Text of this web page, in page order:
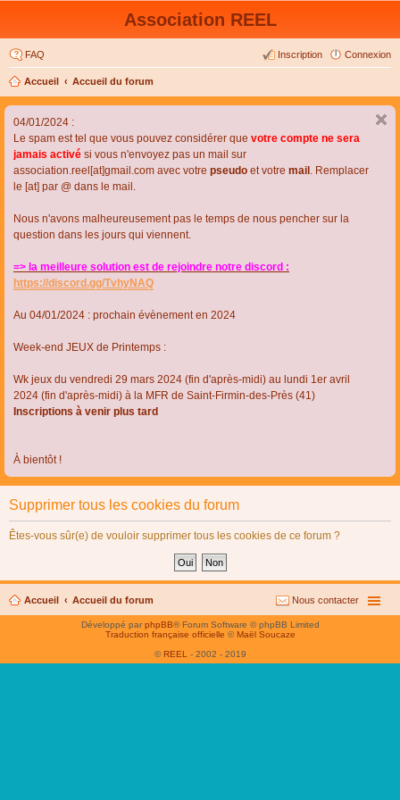
Association REEL
FAQ Connexion
Inscription
Accueil Accueil du forum
04/01/2024 :
Le spam est tel que vous pouvez considérer que votre compte ne sera
jamais activé si vous n'envoyez pas un mail sur
association.reel[at]gmail.com avec votre pseudo et votre mail . Remplacer
le [at] par @ dans le mail.
Nous n'avons malheureusement pas le temps de nous pencher sur la
question dans les jours qui viennent.
=> la meilleure solution est de rejoindre notre discord :
https://discord.gg/TvhyNAQ
Au 04/01/2024 : prochain évènement en 2024
Week-end JEUX de Printemps :
Wk jeux du vendredi 29 mars 2024 (fin d'après-midi) au lundi 1er avril
2024 (fin d'après-midi) à la MFR de Saint-Firmin-des-Près (41)
Inscriptions à venir plus tard
À bientôt !
Supprimer tous les cookies du forum
Êtes-vous sûr(e) de vouloir supprimer tous les cookies de ce forum ?
Accueil Accueil du forum Nous contacter
Développé parphpBB® Forum Software © phpBB Limited
Traduction française officielle © Maël Soucaze
© REEL - 2002 - 2019